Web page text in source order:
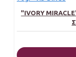
"IVORY